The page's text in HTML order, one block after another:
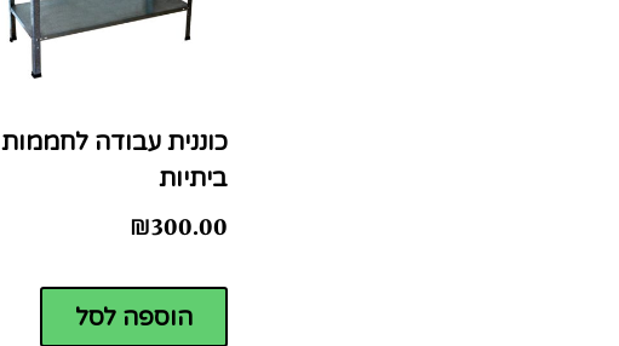
כוננית עבודה לחממות
ביתיות
₪300.00
הוספה לסל